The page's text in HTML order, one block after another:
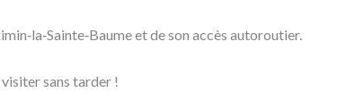
et de son accès autoroutier.
sans tarder !